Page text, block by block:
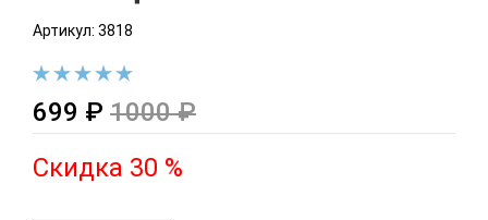
Артикул: 3818
699 ₽ 1000 ₽
Скидка 30 %